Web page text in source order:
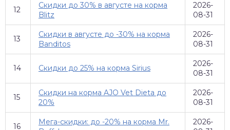
12
Скидки до 30% в августе на корма
Blitz
2026-
08-31
13
Скидки в августе до -30% на корма
Banditos
2026-
08-31
14 Скидки до 25% на корма Sirius
2026-
08-31
15
Скидки на корма AJO Vet Dieta до
20%
2026-
08-31
16
Мега-скидки: до -20% на корма Mr.
2026-